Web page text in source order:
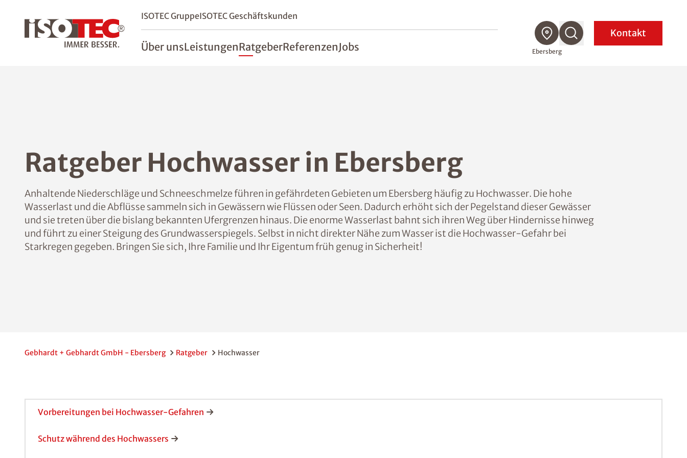
ISOTEC GruppeISOTEC Geschäftskunden
Über unsLeistungenRatgeberReferenzenJobs Ebersberg
Kontakt
Ratgeber Hochwasser in Ebersberg
Anhaltende Niederschläge und Schneeschmelze führen in gefährdeten Gebieten um Ebersberg häufig zu Hochwasser. Die hohe
Wasserlast und die Abflüsse sammeln sich in Gewässern wie Flüssen oder Seen. Dadurch erhöht sich der Pegelstand dieser Gewässer
und sie treten über die bislang bekannten Ufergrenzen hinaus. Die enorme Wasserlast bahnt sich ihren Weg über Hindernisse hinweg
und führt zu einer Steigung des Grundwasserspiegels. Selbst in nicht direkter Nähe zum Wasser ist die Hochwasser-Gefahr bei
Starkregen gegeben. Bringen Sie sich, Ihre Familie und Ihr Eigentum früh genug in Sicherheit!
Gebhardt + Gebhardt GmbH - Ebersberg Ratgeber Hochwasser
Vorbereitungen bei Hochwasser-Gefahren
Schutz während des Hochwassers